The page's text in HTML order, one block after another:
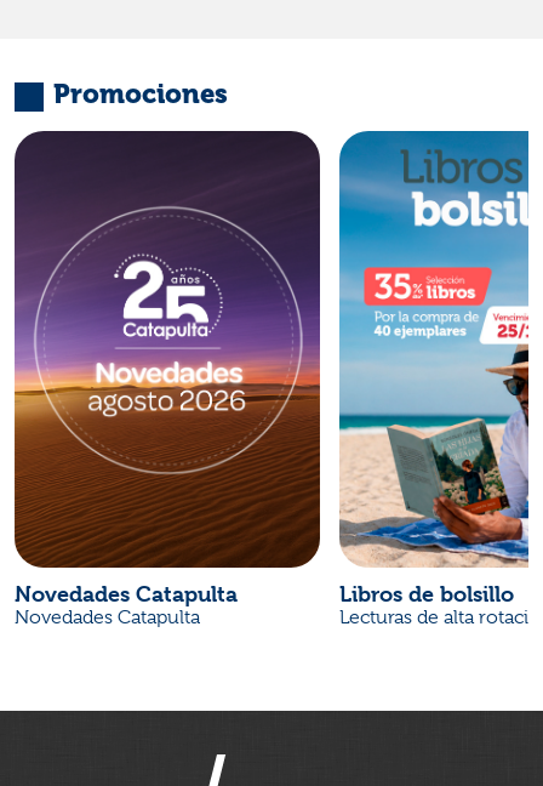
Promociones
Novedades Catapulta
Novedades Catapulta
Libros de bolsillo
Lecturas de alta